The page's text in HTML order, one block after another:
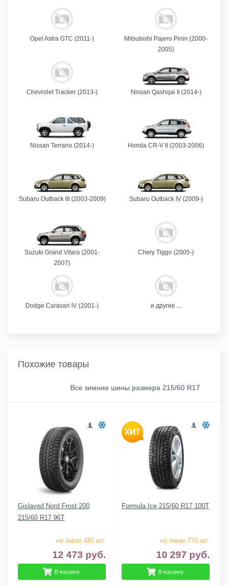
Opel Astra GTC (2011-)
Mitsubishi Pajero Pinin (2000-
2005)
Chevrolet Tracker (2013-) Nissan Qashqai II (2014-)
Nissan Terrano (2014-) Honda CR-V II (2003-2006)
Subaru Outback III (2003-2009) Subaru Outback IV (2009-)
Suzuki Grand Vitara (2001-
2007)
Chery Tiggo (2005-)
Dodge Caravan IV (2001-) и другие ...
Похожие товары
Все зимние шины размера 215/60 R17
Gislaved Nord Frost 200
215/60 R17 96T
на заказ 482 шт.
12 473 руб.
В корзину
Formula Ice 215/60 R17 100T
на заказ 770 шт.
10 297 руб.
В корзину